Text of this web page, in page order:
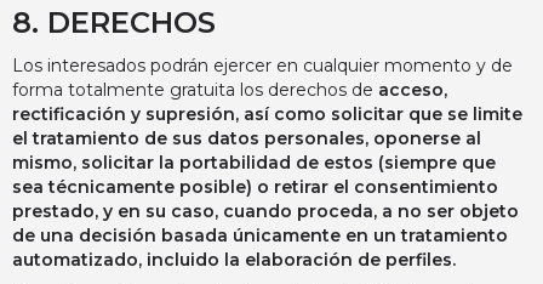
8. DERECHOS
Los interesados podrán ejercer en cualquier momento y de
forma totalmente gratuita los derechos de acceso,
rectificación y supresión, así como solicitar que se limite
el tratamiento de sus datos personales, oponerse al
mismo, solicitar la portabilidad de estos (siempre que
sea técnicamente posible) o retirar el consentimiento
prestado, y en su caso, cuando proceda, a no ser objeto
de una decisión basada únicamente en un tratamiento
automatizado, incluido la elaboración de perfiles.